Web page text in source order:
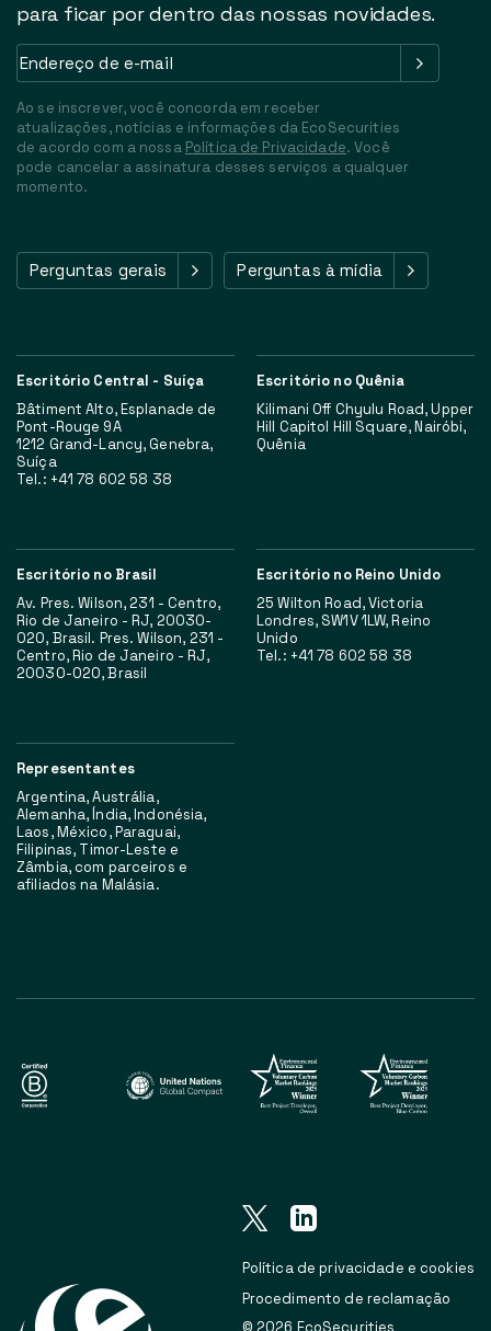
para ficar por dentro das nossas novidades.
Endereço
de
mail(Obrigatório)
Ao se inscrever, você concorda em receber
atualizações, notícias e informações da EcoSecurities
de acordo com a nossa Política de Privacidade. Você
pode cancelar a assinatura desses serviços a qualquer
momento.
Perguntas gerais Perguntas à mídia
Escritório Central - Suíça
Bâtiment Alto, Esplanade de
Pont-Rouge 9A
1212 Grand-Lancy, Genebra,
Suíça
Tel.: +41 78 602 58 38
Escritório no Quênia
Kilimani Off Chyulu Road, Upper
Hill Capitol Hill Square, Nairóbi,
Quênia
Escritório no Brasil
Av. Pres. Wilson, 231 - Centro,
Rio de Janeiro - RJ, 20030-
020, Brasil. Pres. Wilson, 231 -
Centro, Rio de Janeiro - RJ,
20030-020, Brasil
Escritório no Reino Unido
25 Wilton Road, Victoria
Londres, SW1V 1LW, Reino
Unido
Tel.: +41 78 602 58 38
Representantes
Argentina, Austrália,
Alemanha, Índia, Indonésia,
Laos, México, Paraguai,
Filipinas, Timor-Leste e
Zâmbia, com parceiros e
afiliados na Malásia.
Política de privacidade e cookies
Procedimento de reclamação